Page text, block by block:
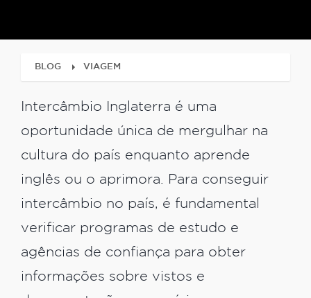
BLOG VIAGEM
Intercâmbio Inglaterra é uma
oportunidade única de mergulhar na
cultura do país enquanto aprende
inglês ou o aprimora. Para conseguir
intercâmbio no país, é fundamental
verificar programas de estudo e
agências de confiança para obter
informações sobre vistos e